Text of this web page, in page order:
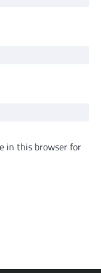
in this browser for